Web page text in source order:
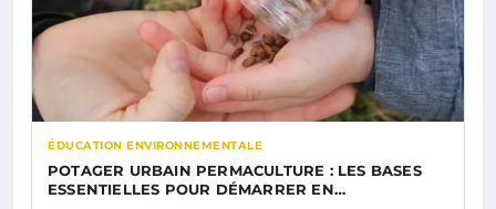
ÉDUCATION ENVIRONNEMENTALE
POTAGER URBAIN PERMACULTURE : LES BASES
ESSENTIELLES POUR DÉMARRER EN…